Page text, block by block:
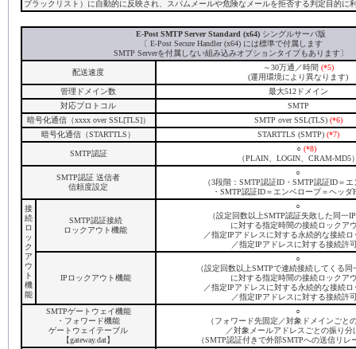
ブラックリスト）に自動的に反映され、スパムメールや危険なメールを拒否する判定目的に
E-Post SMTP Server Standard (x64) シングルサーバ版
〔 E-Post Secure Handler (x64) には標準で付属します
SMTP Serverを付属しない組み込みオプションタイプもあります〕
配送速度
～30万通／時間 (*5)
(運用環境により異なります)
管理ドメイン数
最大512ドメイン
対応プロトコル
SMTP
暗号化通信（xxxx over SSL[TLS]）
SMTP over SSL(TLS) (*6)
暗号化通信（STARTTLS）
STARTTLS (SMTP) (*7)
SMTP認証
○ (*8)
（PLAIN、LOGIN、CRAM-MD5
SMTP認証 送信者
信頼度設定
○
（3段階：SMTP認証ID・SMTP認証ID＝
・SMTP認証ID＝エンベロープ＝ヘッダ
接
続
ロ
ッ
ク
ア
ウ
ト
機
能
SMTP認証接続
ロックアウト機能
○
（設定回数以上SMTP認証失敗した同一
に対する指定時間の接続ロックア
／指定IPアドレスに対する永続的な接続ロ
／指定IPアドレスに対する接続許
IPロックアウト機能
○
（設定回数以上SMTPで連続接続してくる同
に対する指定時間の接続ロックア
／指定IPアドレスに対する永続的な接続ロ
／指定IPアドレスに対する接続許
SMTPゲートウェイ機能
・フォワード機能
ゲートウェイテーブル
【gateway.dat】
○
（フォワード先固定／対象ドメインごと
／対象メールアドレスごとの振り分
（SMTP認証付きで外部SMTPへの送信リレ